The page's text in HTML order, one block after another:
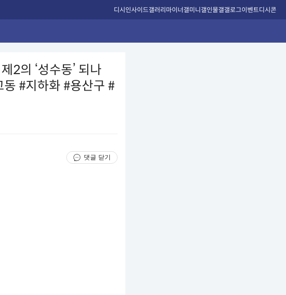
디시인사이드갤러리마이너갤미니갤인물갤갤로그이벤트디시콘
2의 ‘성수동’ 되나
#지하화 #용산구 #
댓글 닫기